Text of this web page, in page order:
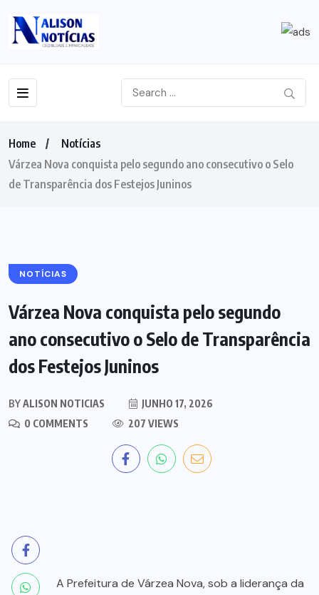
Home
Notícias
Várzea Nova conquista pelo segundo ano consecutivo o Selo
de Transparência dos Festejos Juninos
NOTÍCIAS
Várzea Nova conquista pelo segundo
ano consecutivo o Selo de Transparência
dos Festejos Juninos
BYALISON NOTICIAS
JUNHO 17, 2026
0 COMMENTS
207 VIEWS
A Prefeitura de Várzea Nova, sob a liderança da